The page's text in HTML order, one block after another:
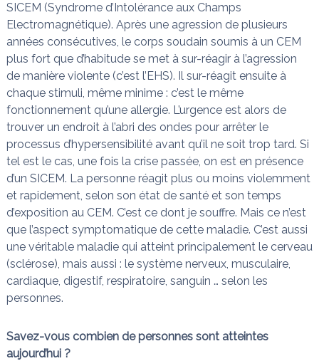
SICEM (Syndrome d’Intolérance aux Champs
Electromagnétique). Après une agression de plusieurs
années consécutives, le corps soudain soumis à un CEM
plus fort que d’habitude se met à sur-réagir à l’agression
de manière violente (c’est l’EHS). Il sur-réagit ensuite à
chaque stimuli, même minime : c’est le même
fonctionnement qu’une allergie. L’urgence est alors de
trouver un endroit à l’abri des ondes pour arrêter le
processus d’hypersensibilité avant qu’il ne soit trop tard. Si
tel est le cas, une fois la crise passée, on est en présence
d’un SICEM. La personne réagit plus ou moins violemment
et rapidement, selon son état de santé et son temps
d’exposition au CEM. C’est ce dont je souffre. Mais ce n’est
que l’aspect symptomatique de cette maladie. C’est aussi
une véritable maladie qui atteint principalement le cerveau
(sclérose), mais aussi : le système nerveux, musculaire,
cardiaque, digestif, respiratoire, sanguin … selon les
personnes.
Savez-vous combien de personnes sont atteintes
aujourd’hui ?